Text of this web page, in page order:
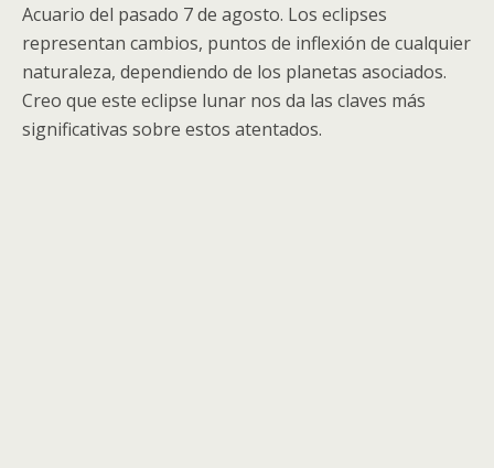
Acuario del pasado 7 de agosto. Los eclipses
representan cambios, puntos de inflexión de cualquier
naturaleza, dependiendo de los planetas asociados.
Creo que este eclipse lunar nos da las claves más
significativas sobre estos atentados.